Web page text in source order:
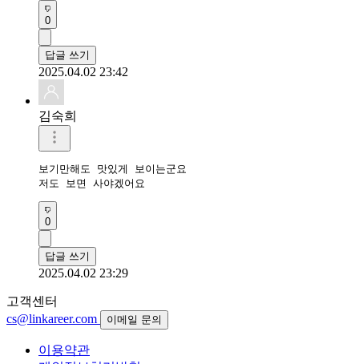
0
답글 쓰기
2025.04.02 23:42
김숙희
보기만해도 맛있게 보이는군요
저도 보면 사야겠어요
0
답글 쓰기
2025.04.02 23:29
고객센터
cs@linkareer.com
이메일 문의
이용약관